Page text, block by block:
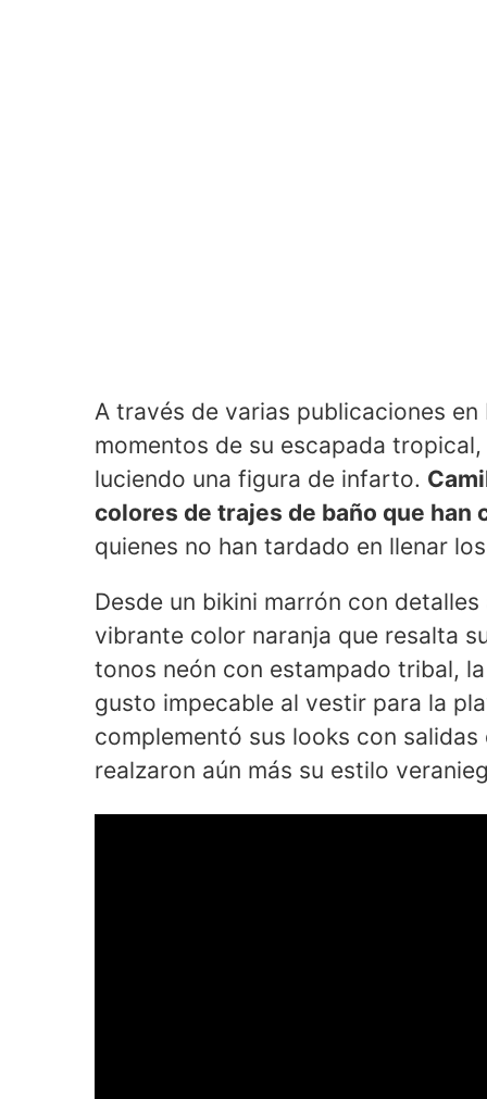
A través de varias publicaciones
momentos de su escapada
luciendo una figura de infarto.
colores de trajes de baño que han
quienes no han tardado en llenar
Desde un bikini marrón con
vibrante color naranja que resalta
tonos neón con estampado tribal,
gusto impecable al vestir para la
complementó sus looks con
realzaron aún más su estilo